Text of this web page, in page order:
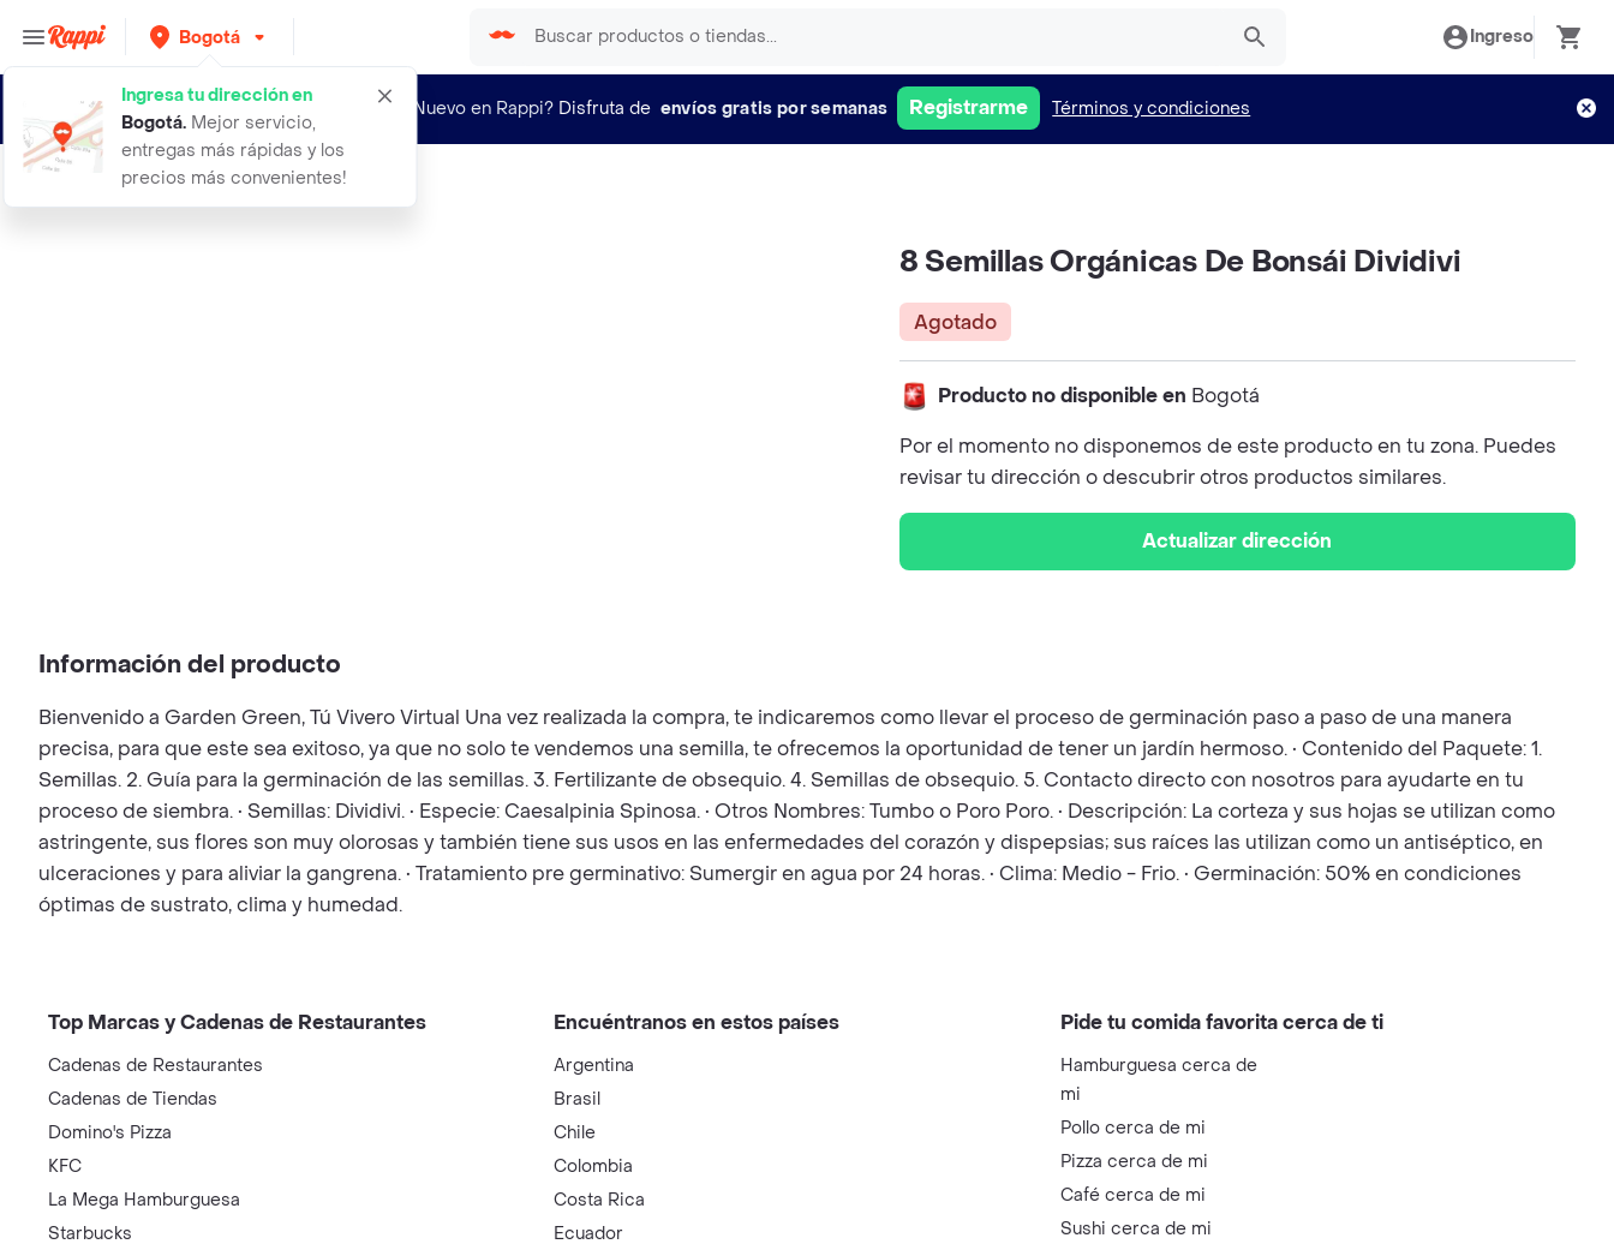
Bogotá
Ingresa tu dirección en
Bogotá. Mejor servicio,
entregas más rápidas y los
precios más convenientes!
Ingreso
¿Nuevo en Rappi? Disfruta de envíos gratis por semanas Registrarme Términos y condiciones
8 semillas organicas de bonsai divi
8 Semillas Orgánicas De Bonsái Dividivi
Agotado
Producto no disponible en Bogotá
Por el momento no disponemos de este producto en tu zona. Puedes
revisar tu dirección o descubrir otros productos similares.
Actualizar dirección
Información del producto
Bienvenido a Garden Green, Tú Vivero Virtual Una vez realizada la compra, te indicaremos como llevar el proceso de germinación paso a paso de una manera
precisa, para que este sea exitoso, ya que no solo te vendemos una semilla, te ofrecemos la oportunidad de tener un jardín hermoso. • Contenido del Paquete: 1.
Semillas. 2. Guía para la germinación de las semillas. 3. Fertilizante de obsequio. 4. Semillas de obsequio. 5. Contacto directo con nosotros para ayudarte en tu
proceso de siembra. • Semillas: Dividivi. • Especie: Caesalpinia Spinosa. • Otros Nombres: Tumbo o Poro Poro. • Descripción: La corteza y sus hojas se utilizan como
astringente, sus flores son muy olorosas y también tiene sus usos en las enfermedades del corazón y dispepsias; sus raíces las utilizan como un antiséptico, en
ulceraciones y para aliviar la gangrena. • Tratamiento pre germinativo: Sumergir en agua por 24 horas. • Clima: Medio - Frio. • Germinación: 50% en condiciones
óptimas de sustrato, clima y humedad.
Top Marcas y Cadenas de Restaurantes
Cadenas de Restaurantes
Cadenas de Tiendas
Domino's Pizza
KFC
La Mega Hamburguesa
Starbucks
Encuéntranos en estos países
Argentina
Brasil
Chile
Colombia
Costa Rica
Ecuador
Pide tu comida favorita cerca de ti
Hamburguesa cerca de
mi
Pollo cerca de mi
Pizza cerca de mi
Café cerca de mi
Sushi cerca de mi